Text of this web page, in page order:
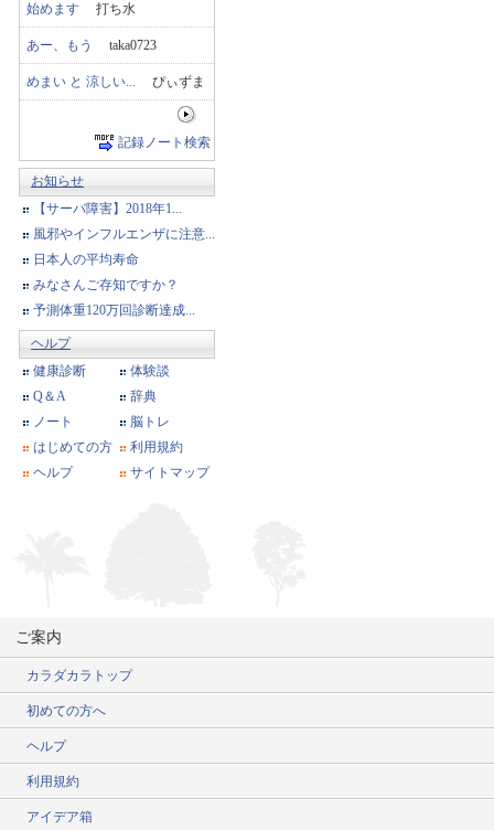
始めます 打ち水
あー、もう taka0723
めまい と 涼しい... ぴぃずま
記録ノート検索
お知らせ
【サーバ障害】2018年1...
風邪やインフルエンザに注意...
日本人の平均寿命
みなさんご存知ですか？
予測体重120万回診断達成...
ヘルプ
健康診断
体験談
Q＆A
辞典
ノート
脳トレ
はじめての方
利用規約
ヘルプ
サイトマップ
ご案内
カラダカラトップ
初めての方へ
ヘルプ
利用規約
アイデア箱